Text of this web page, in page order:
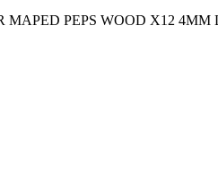
MAPED PEPS WOOD X12 4MM